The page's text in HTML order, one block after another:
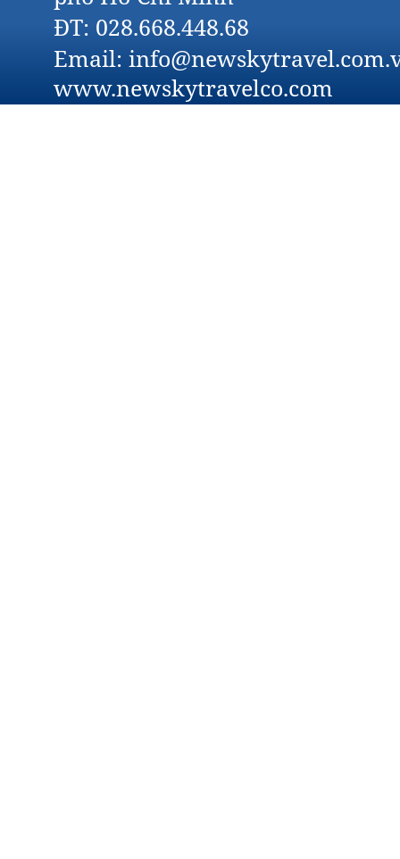
ĐT: 028.668.448.68
Email:
www.newskytravelco.com